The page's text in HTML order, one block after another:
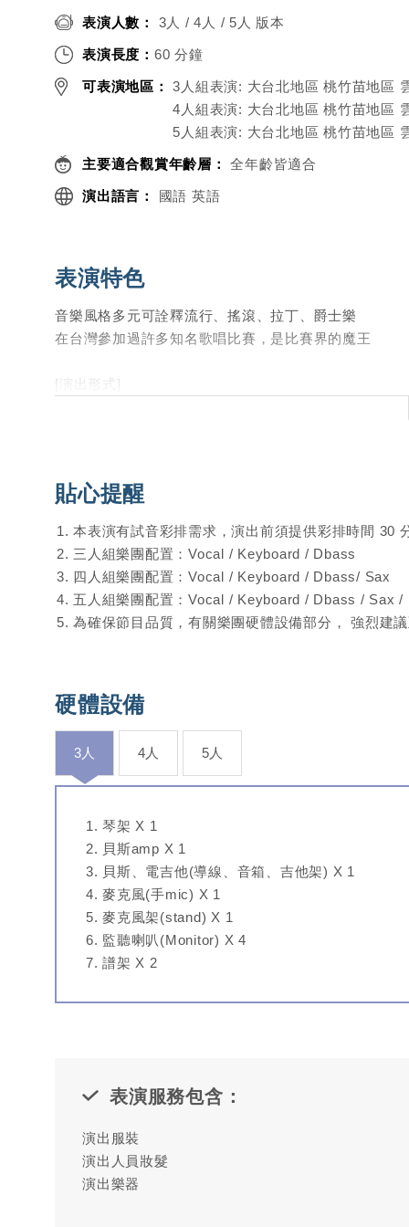
表演人數： 3人 / 4人 / 5人 版本
表演長度： 60 分鐘
可表演地區：
3人組表演: 大台北地區 桃竹苗地區
4人組表演: 大台北地區 桃竹苗地區
5人組表演: 大台北地區 桃竹苗地區
主要適合觀賞年齡層： 全年齡皆適合
演出語言： 國語 英語
表演特色
音樂風格多元可詮釋流行、搖滾、拉丁、爵士樂
在台灣參加過許多知名歌唱比賽，是比賽界的魔王
[演出形式]
分成三段表演，中間可穿插其他活動流程，每段可表
貼心提醒
本表演有試音彩排需求，演出前須提供彩排時間 30
三人組樂團配置：Vocal / Keyboard / Dbass
四人組樂團配置：Vocal / Keyboard / Dbass/ Sax
五人組樂團配置：Vocal / Keyboard / Dbass / Sax /
為確保節目品質，有關樂團硬體設備部分， 強烈建
硬體設備
3人 4人 5人
琴架 X 1
貝斯amp X 1
貝斯、電吉他(導線、音箱、吉他架) X 1
麥克風(手mic) X 1
麥克風架(stand) X 1
監聽喇叭(Monitor) X 4
譜架 X 2
表演服務包含：
演出服裝
演出人員妝髮
演出樂器